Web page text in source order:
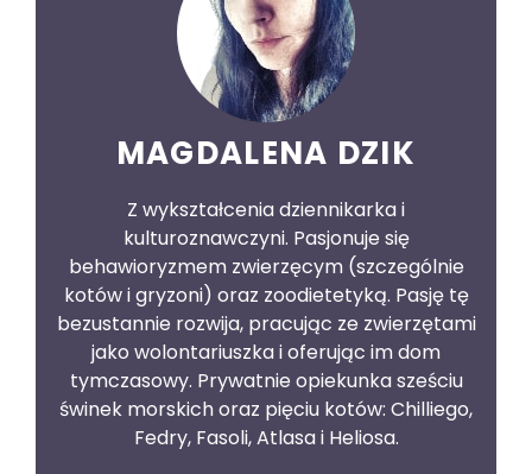
MAGDALENA DZIK
Z wykształcenia dziennikarka i
kulturoznawczyni. Pasjonuje się
behawioryzmem zwierzęcym (szczególnie
kotów i gryzoni) oraz zoodietetyką. Pasję tę
bezustannie rozwija, pracując ze zwierzętami
jako wolontariuszka i oferując im dom
tymczasowy. Prywatnie opiekunka sześciu
świnek morskich oraz pięciu kotów: Chilliego,
Fedry, Fasoli, Atlasa i Heliosa.